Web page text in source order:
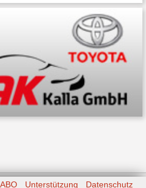
ABO Unterstützung Datenschutz